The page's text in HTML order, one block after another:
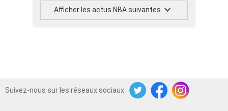
Afficher les actus NBA suivantes
Suivez-nous sur les réseaux sociaux
TwitterFacebookInstagram